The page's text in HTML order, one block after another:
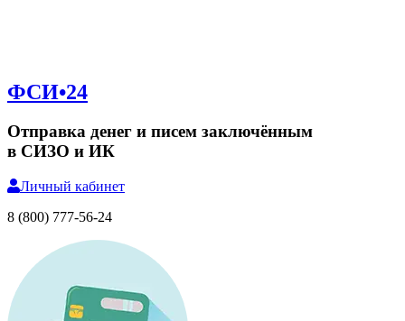
ФСИ•24
Отправка денег и писем заключённым
в СИЗО и ИК
Личный кабинет
8 (800) 777-56-24